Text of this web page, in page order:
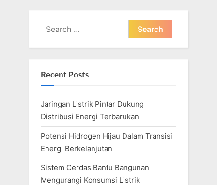
Search
for:
Recent Posts
Jaringan Listrik Pintar Dukung
Distribusi Energi Terbarukan
Potensi Hidrogen Hijau Dalam Transisi
Energi Berkelanjutan
Sistem Cerdas Bantu Bangunan
Mengurangi Konsumsi Listrik